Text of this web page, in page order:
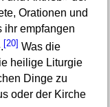
Orationen und
ihr empfangen
[20] Was die
heilige Liturgie
Dinge zu
oder der Kirche